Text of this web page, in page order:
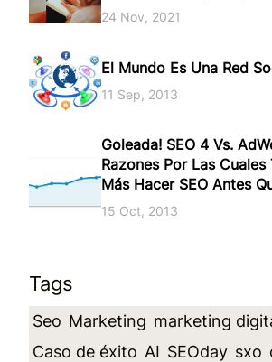
24 Nov, 2021
El Mundo Es Una Red
11 Sep, 2013
Goleada! SEO 4 Vs.
Razones Por Las Cuales
Más Hacer SEO Antes
15 Oct, 2013
Tags
Seo Marketing marketing
Caso de éxito AI SEOday sxo